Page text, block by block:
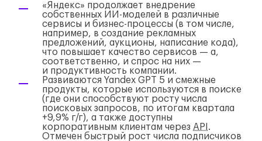
«Яндекс» продолжает внедрение
собственных ИИ-моделей в различные
сервисы и бизнес-процессы (в том числе,
например, в создание рекламных
предложений, аукционы, написание кода),
что повышает качество сервисов — а,
соответственно, и спрос на них —
и продуктивность компании.
Развиваются Yandex GPT 5 и смежные
продукты, которые используются в поиске
(где они способствуют росту числа
поисковых запросов, по итогам квартала
+9,9% г/г), а также доступны
корпоративным клиентам через API .
Отмечен быстрый рост числа подписчиков